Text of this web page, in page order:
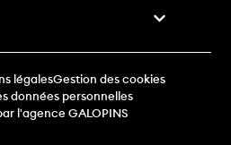
légalesGestion des cookies
données personnelles
l'agence GALOPINS